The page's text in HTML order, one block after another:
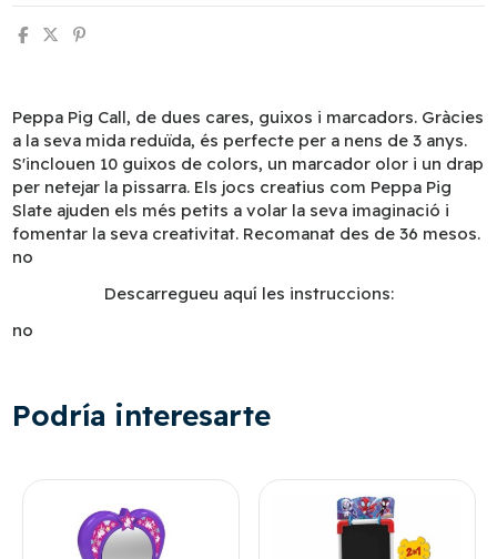
Peppa Pig Call, de dues cares, guixos i marcadors. Gràcies
a la seva mida reduïda, és perfecte per a nens de 3 anys.
S'inclouen 10 guixos de colors, un marcador olor i un drap
per netejar la pissarra. Els jocs creatius com Peppa Pig
Slate ajuden els més petits a volar la seva imaginació i
fomentar la seva creativitat. Recomanat des de 36 mesos.
no
Descarregueu aquí les instruccions:
no
Podría interesarte